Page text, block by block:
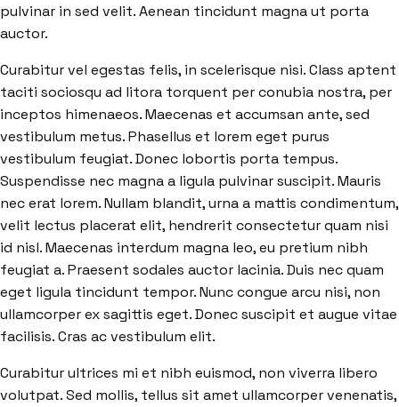
pulvinar in sed velit. Aenean tincidunt magna ut porta
auctor.
Curabitur vel egestas felis, in scelerisque nisi. Class aptent
taciti sociosqu ad litora torquent per conubia nostra, per
inceptos himenaeos. Maecenas et accumsan ante, sed
vestibulum metus. Phasellus et lorem eget purus
vestibulum feugiat. Donec lobortis porta tempus.
Suspendisse nec magna a ligula pulvinar suscipit. Mauris
nec erat lorem. Nullam blandit, urna a mattis condimentum,
velit lectus placerat elit, hendrerit consectetur quam nisi
id nisl. Maecenas interdum magna leo, eu pretium nibh
feugiat a. Praesent sodales auctor lacinia. Duis nec quam
eget ligula tincidunt tempor. Nunc congue arcu nisi, non
ullamcorper ex sagittis eget. Donec suscipit et augue vitae
facilisis. Cras ac vestibulum elit.
Curabitur ultrices mi et nibh euismod, non viverra libero
volutpat. Sed mollis, tellus sit amet ullamcorper venenatis,